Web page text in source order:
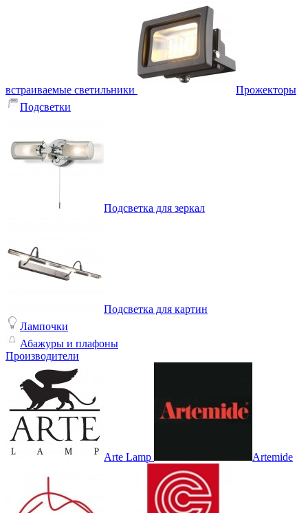
встраиваемые светильники
Прожекторы
Подсветки
Подсветка для зеркал
Подсветка для картин
Лампочки
Абажуры и плафоны
Производители
Arte Lamp Artemide